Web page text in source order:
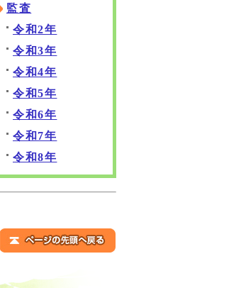
監査
令和2年
令和3年
令和4年
令和5年
令和6年
令和7年
令和8年